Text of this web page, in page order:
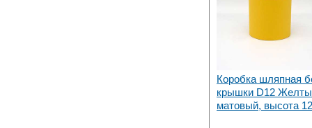
Коробка шляпная
крышки D12
матовый, высота